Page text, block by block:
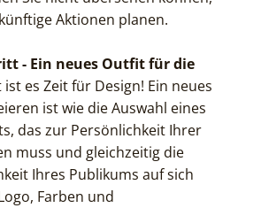
Aktionen planen.
- Ein neues Outfit für die
ist es Zeit für Design! Ein neues
ist wie die Auswahl eines
das zur Persönlichkeit Ihrer
muss und gleichzeitig die
Ihres Publikums auf sich
Farben und